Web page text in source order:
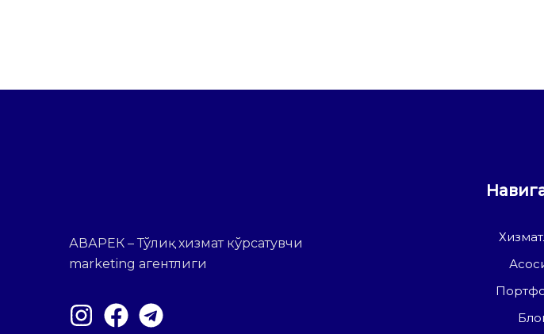
АВАРЕК – Тўлиқ хизмат кўрсатувчи
marketing агентлиги